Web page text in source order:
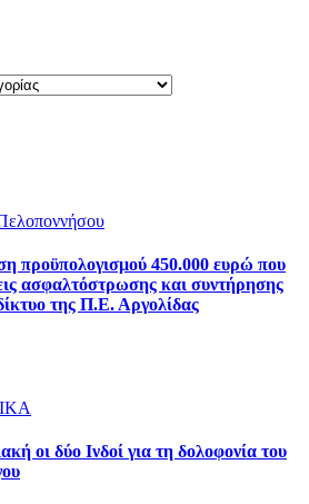
προϋπολογισμού 450.000 ευρώ που
ασφαλτόστρωσης και συντήρησης
της Π.Ε. Αργολίδας
οι δύο Ινδοί για τη δολοφονία του